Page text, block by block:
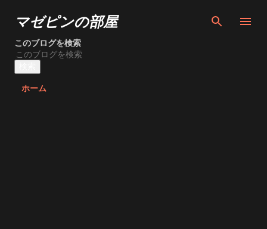
スキップしてメイン コンテンツに移動
マゼピンの部屋
このブログを検索
ホーム